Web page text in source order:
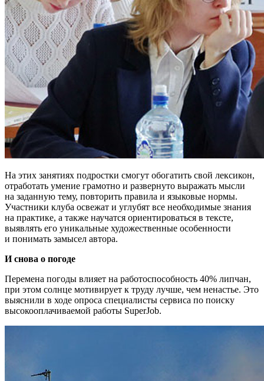
На этих занятиях подростки смогут обогатить свой лексикон,
отработать умение грамотно и развернуто выражать мысли
на заданную тему, повторить правила и языковые нормы.
Участники клуба освежат и углубят все необходимые знания
на практике, а также научатся ориентироваться в тексте,
выявлять его уникальные художественные особенности
и понимать замысел автора.
И снова о погоде
Перемена погоды влияет на работоспособность 40% липчан,
при этом солнце мотивирует к труду лучше, чем ненастье. Это
выяснили в ходе опроса специалисты сервиса по поиску
высокооплачиваемой работы SuperJob.